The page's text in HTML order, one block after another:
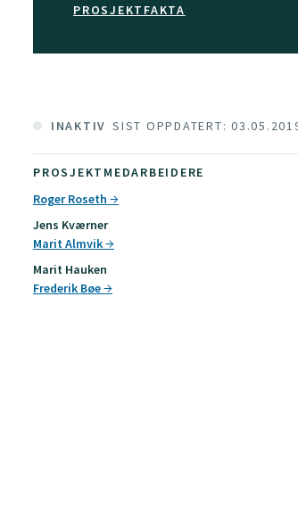
PROSJEKTFAKTA
INAKTIV SIST OPPDATERT:
PROSJEKTMEDARBEIDERE
Roger Roseth
Jens Kværner
Marit Almvik
Marit Hauken
Frederik Bøe